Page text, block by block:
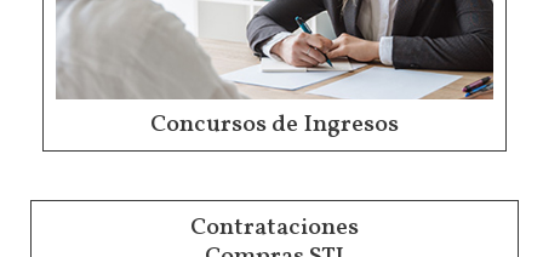
Concursos de Ingresos
Contrataciones